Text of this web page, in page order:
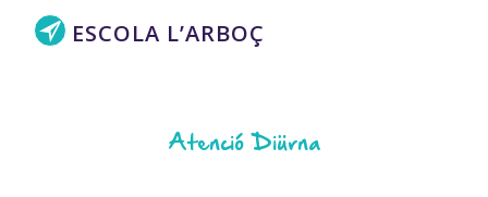
ESCOLA L’ARBOÇ
Atenció Diürna